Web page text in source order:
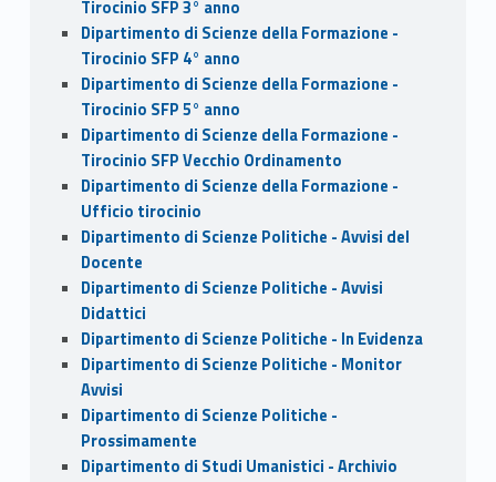
Tirocinio SFP 3° anno
Dipartimento di Scienze della Formazione -
Tirocinio SFP 4° anno
Dipartimento di Scienze della Formazione -
Tirocinio SFP 5° anno
Dipartimento di Scienze della Formazione -
Tirocinio SFP Vecchio Ordinamento
Dipartimento di Scienze della Formazione -
Ufficio tirocinio
Dipartimento di Scienze Politiche - Avvisi del
Docente
Dipartimento di Scienze Politiche - Avvisi
Didattici
Dipartimento di Scienze Politiche - In Evidenza
Dipartimento di Scienze Politiche - Monitor
Avvisi
Dipartimento di Scienze Politiche -
Prossimamente
Dipartimento di Studi Umanistici - Archivio